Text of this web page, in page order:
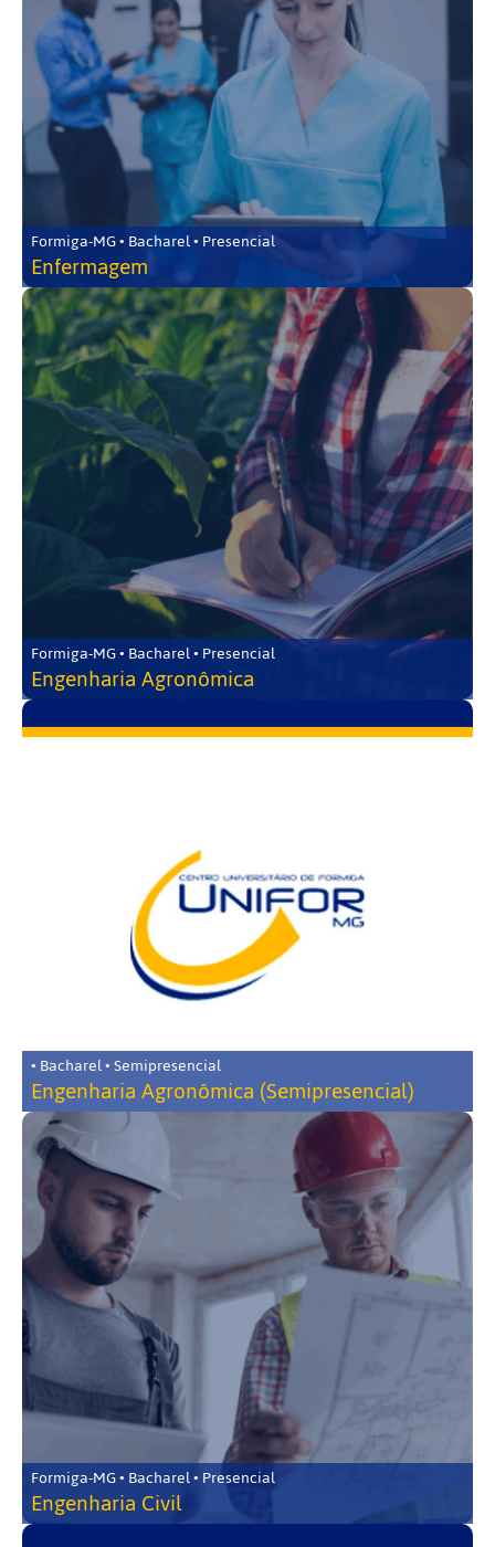
Formiga-MG • Bacharel • Presencial
Enfermagem
Formiga-MG • Bacharel • Presencial
Engenharia Agronômica
• Bacharel • Semipresencial
Engenharia Agronômica (Semipresencial)
Formiga-MG • Bacharel • Presencial
Engenharia Civil